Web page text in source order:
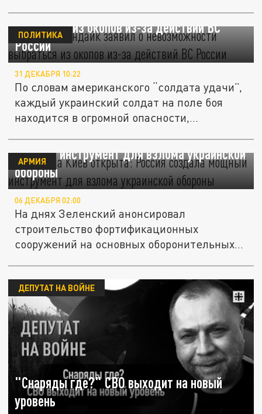
Наемник Вандайк заявил о невозможности
выбраться из окопов из-за действий ВС
России
ПОЛИТИКА
31 ДЕКАБРЯ 10:22
По словам американского “солдата удачи”,
каждый украинский солдат на поле боя
находится в огромной опасности,...
Дорога на Киев открыта: Россия создала
мощный инструмент для взлома украинской
обороны
АРМИЯ
06 ДЕКАБРЯ 02:00
На днях Зеленский анонсировал
строительство фортификационных
сооружений на основных оборонительных
"Снаряды где?" СВО выходит на новый
уровень
ДЕПУТАТ НА ВОЙНЕ